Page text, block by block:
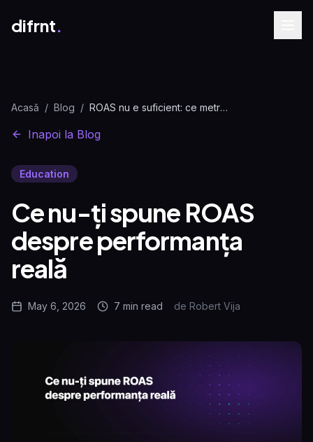
difrnt.
Acasă / Blog / ROAS nu e suficient: ce metrici contează cu adevărat
Inapoi la Blog
Education
Ce nu-ți spune ROAS
despre performanța
reală
May 6, 2026 7 min read de Robert Vija